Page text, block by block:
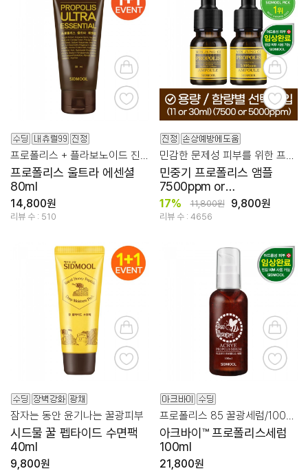
프로폴리스 울트라 에센셜
80ml
14,800원
리뷰 수 : 510
민중기 프로폴리스 앰플
7500ppm or
5000ppm,11ml or 30ml(선
택구입)
17% 11,800원 9,800원
리뷰 수 : 4656
잠자는 동안 윤기나는 꿀광피부
시드물 꿀 펩타이드 수면팩
40ml
9,800원
아크바이™ 프로폴리스세럼
100ml
21,800원